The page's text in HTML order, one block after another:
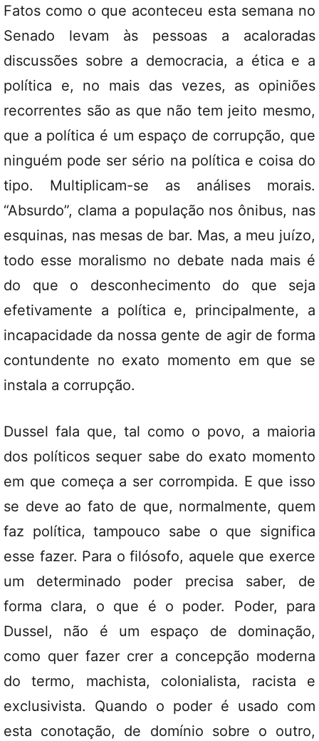
Fatos como o que aconteceu esta semana no
Senado levam às pessoas a acaloradas
discussões sobre a democracia, a ética e a
política e, no mais das vezes, as opiniões
recorrentes são as que não tem jeito mesmo,
que a política é um espaço de corrupção, que
ninguém pode ser sério na política e coisa do
tipo. Multiplicam-se as análises morais.
“Absurdo”, clama a população nos ônibus, nas
esquinas, nas mesas de bar. Mas, a meu juízo,
todo esse moralismo no debate nada mais é
do que o desconhecimento do que seja
efetivamente a política e, principalmente, a
incapacidade da nossa gente de agir de forma
contundente no exato momento em que se
instala a corrupção.
Dussel fala que, tal como o povo, a maioria
dos políticos sequer sabe do exato momento
em que começa a ser corrompida. E que isso
se deve ao fato de que, normalmente, quem
faz política, tampouco sabe o que significa
esse fazer. Para o filósofo, aquele que exerce
um determinado poder precisa saber, de
forma clara, o que é o poder. Poder, para
Dussel, não é um espaço de dominação,
como quer fazer crer a concepção moderna
do termo, machista, colonialista, racista e
exclusivista. Quando o poder é usado com
esta conotação, de domínio sobre o outro,